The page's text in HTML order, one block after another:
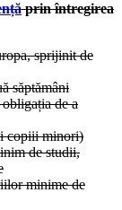
prin întregirea
sprijinit de
săptămâni
de a
copiii minori)
de studii,
minime de